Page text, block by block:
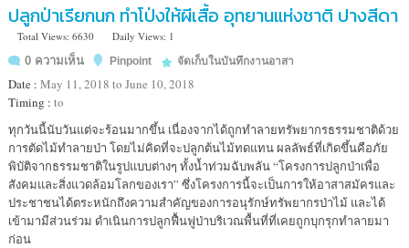
ปลูกป่าเรียกนก ทำโป่งให้ผีเสื้อ อุทยานแห่งชาติ ปางสีดา
Total Views: 6630
Daily Views: 1
0 ความเห็น
Pinpoint จัดเก็บในบันทึกงานอาสา
Date : May 11, 2018 to June 10, 2018
Timing : to
Location
:
อุทยาน
แห่ง
ชาติ
ปาง
สีดา
ทุกวันนี้นับวันแต่จะร้อนมากขึ้น เนื่องจากได้ถูกทำลายทรัพยากรธรรมชาติด้วย
การตัดไม้ทำลายป่า โดยไม่คิดที่จะปลูกต้นไม้ทดแทน ผลลัพธ์ที่เกิดขึ้นคือภัย
พิบัติจากธรรมชาติในรูปแบบต่างๆ ทั้งน้ำท่วมฉับพลัน “โครงการปลูกป่าเพื่อ
สังคมและสิ่งแวดล้อมโลกของเรา” ซึ่งโครงการนี้จะเป็นการให้อาสาสมัครและ
ประชาชนได้ตระหนักถึงความสำคัญของการอนุรักษ์ทรัพยากรป่าไม้ และได้
เข้ามามีส่วนร่วม ดำเนินการปลูกฟื้นฟูป่าบริเวณพื้นที่ที่เคยถูกบุกรุกทำลายมา
ก่อน